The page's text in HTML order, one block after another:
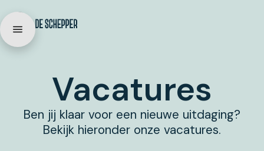
Vacatures
Ben jij klaar voor een nieuwe uitdaging?
Bekijk hieronder onze vacatures.